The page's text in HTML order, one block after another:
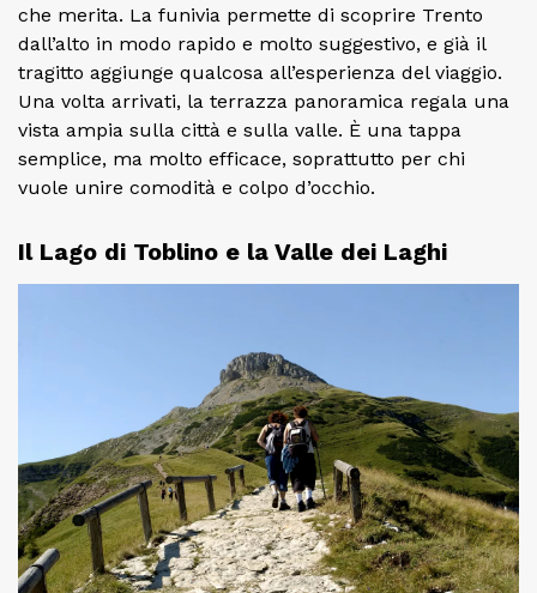
che merita. La funivia permette di scoprire Trento
dall’alto in modo rapido e molto suggestivo, e già il
tragitto aggiunge qualcosa all’esperienza del viaggio.
Una volta arrivati, la terrazza panoramica regala una
vista ampia sulla città e sulla valle. È una tappa
semplice, ma molto efficace, soprattutto per chi
vuole unire comodità e colpo d’occhio.
Il Lago di Toblino e la Valle dei Laghi